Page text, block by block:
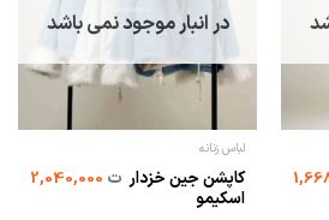
در انبار موجود نمی باشد
لباس زنانه
کاپشن جین خزدار
اسکیمو
ت2,040,000